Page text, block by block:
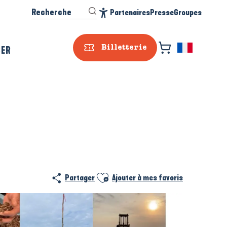
Billetterie
Recherche PartenairesPresseGroupes
Partager Ajouter aux favoris
Ajouter à mes favoris